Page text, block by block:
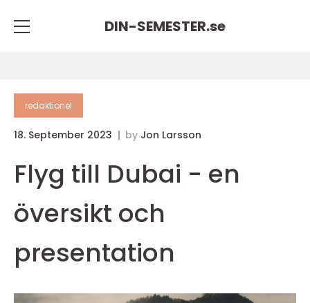
DIN-SEMESTER.se
redaktionel
18. September 2023 by Jon Larsson
Flyg till Dubai - en
översikt och
presentation